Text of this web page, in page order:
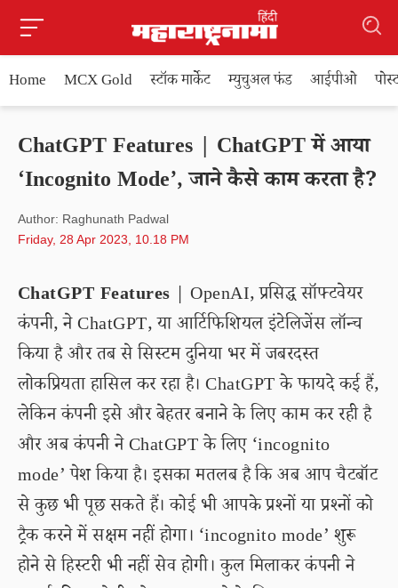
Home MCX Gold स्टॉक मार्केट म्युचुअल फंड आईपीओ
ChatGPT Features | ChatGPT में आया
‘Incognito Mode’, जाने कैसे काम करता है?
Author: Raghunath Padwal
Friday, 28 Apr 2023, 10.18 PM
ChatGPT Features | OpenAI, प्रसिद्ध सॉफ्टवेयर
कंपनी, ने ChatGPT, या आर्टिफिशियल इंटेलिजेंस लॉन्च
किया है और तब से सिस्टम दुनिया भर में जबरदस्त
लोकप्रियता हासिल कर रहा है। ChatGPT के फायदे कई हैं,
लेकिन कंपनी इसे और बेहतर बनाने के लिए काम कर रही है
और अब कंपनी ने ChatGPT के लिए ‘incognito
mode’ पेश किया है। इसका मतलब है कि अब आप चैटबॉट
से कुछ भी पूछ सकते हैं। कोई भी आपके प्रश्नों या प्रश्नों को
ट्रैक करने में सक्षम नहीं होगा। ‘incognito mode’ शुरू
होने से हिस्टरी भी नहीं सेव होगी। कुल मिलाकर कंपनी ने